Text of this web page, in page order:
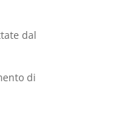
dal
di